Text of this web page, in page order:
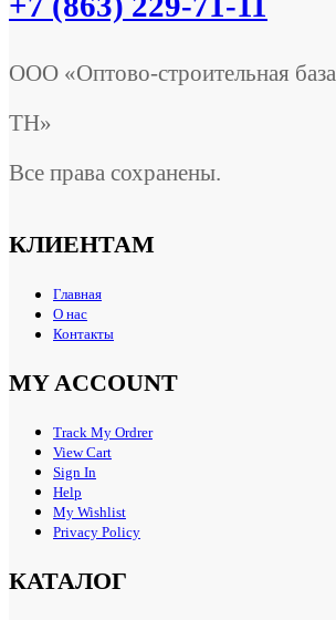
ООО «Оптово-строительная база
ТН»
Все права сохранены.
КЛИЕНТАМ
Главная
О нас
Контакты
MY ACCOUNT
Track My Ordrer
View Cart
Sign In
Help
My Wishlist
Privacy Policy
КАТАЛОГ